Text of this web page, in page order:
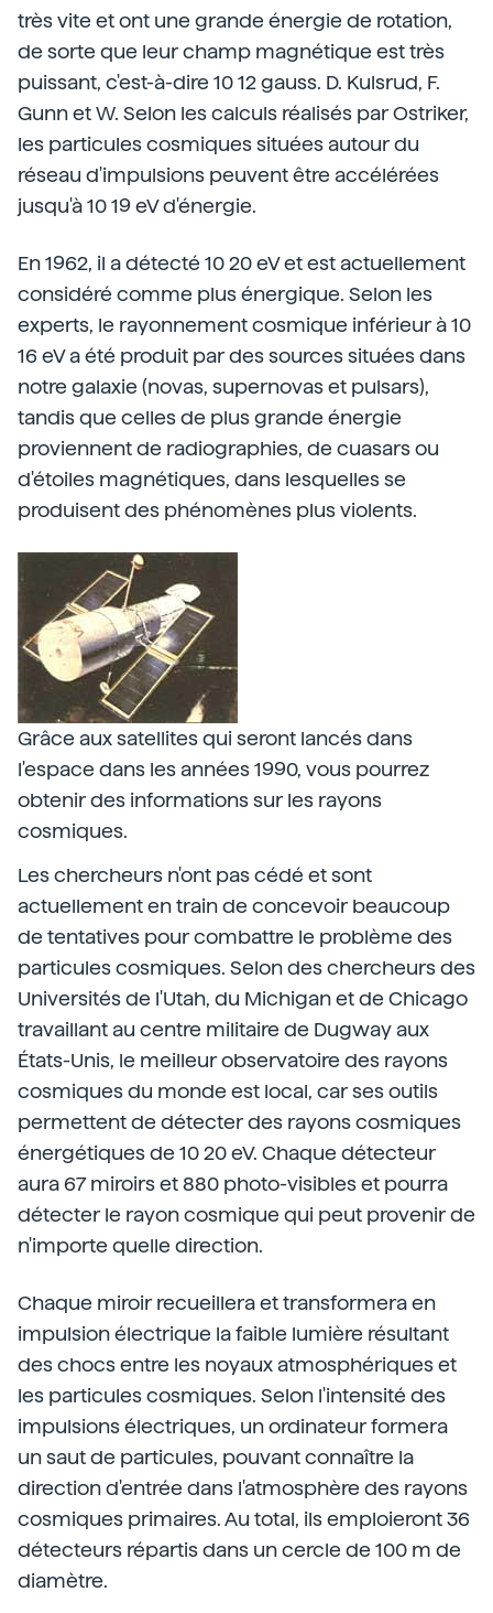
très vite et ont une grande énergie de rotation,
de sorte que leur champ magnétique est très
puissant, c'est-à-dire 10 12 gauss. D. Kulsrud, F.
Gunn et W. Selon les calculs réalisés par Ostriker,
les particules cosmiques situées autour du
réseau d'impulsions peuvent être accélérées
jusqu'à 10 19 eV d'énergie.
En 1962, il a détecté 10 20 eV et est actuellement
considéré comme plus énergique. Selon les
experts, le rayonnement cosmique inférieur à 10
16 eV a été produit par des sources situées dans
notre galaxie (novas, supernovas et pulsars),
tandis que celles de plus grande énergie
proviennent de radiographies, de cuasars ou
d'étoiles magnétiques, dans lesquelles se
produisent des phénomènes plus violents.
Grâce aux satellites qui seront lancés dans
l'espace dans les années 1990, vous pourrez
obtenir des informations sur les rayons
cosmiques.
Les chercheurs n'ont pas cédé et sont
actuellement en train de concevoir beaucoup
de tentatives pour combattre le problème des
particules cosmiques. Selon des chercheurs des
Universités de l'Utah, du Michigan et de Chicago
travaillant au centre militaire de Dugway aux
États-Unis, le meilleur observatoire des rayons
cosmiques du monde est local, car ses outils
permettent de détecter des rayons cosmiques
énergétiques de 10 20 eV. Chaque détecteur
aura 67 miroirs et 880 photo-visibles et pourra
détecter le rayon cosmique qui peut provenir de
n'importe quelle direction.
Chaque miroir recueillera et transformera en
impulsion électrique la faible lumière résultant
des chocs entre les noyaux atmosphériques et
les particules cosmiques. Selon l'intensité des
impulsions électriques, un ordinateur formera
un saut de particules, pouvant connaître la
direction d'entrée dans l'atmosphère des rayons
cosmiques primaires. Au total, ils emploieront 36
détecteurs répartis dans un cercle de 100 m de
diamètre.